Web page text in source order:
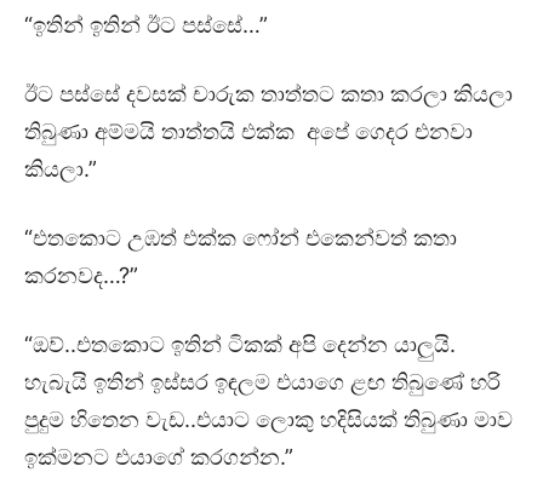
“ඉතින් ඉතින් ඊට පස්සේ…”
ඊට පස්සේ දවසක් චාරුක තාත්තට කතා කරලා කියලා
තිබුණා අම්මයි තාත්තයි එක්ක අපේ ගෙදර එනවා
කියලා.”
“එතකොට උඹත් එක්ක ෆෝන් එකෙන්වත් කතා
කරනවද…?”
“ඔව්..එතකොට ඉතින් ටිකක් අපි දෙන්න යාලුයි.
හැබැයි ඉතින් ඉස්සර ඉඳලම එයාගෙ ළඟ තිබුණේ හරි
පුදුම හිතෙන වැඩ..එයාට ලොකු හදිසියක් තිබුණා මාව
ඉක්මනට එයාගේ කරගන්න.”